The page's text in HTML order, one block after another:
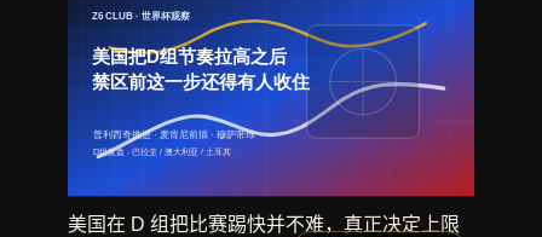
美国在 D 组把比赛踢快并不难，真正决定上限